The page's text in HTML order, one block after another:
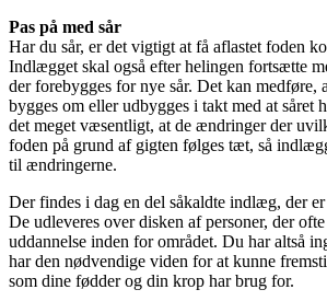
Pas på med sår
Har du sår, er det vigtigt at få aflastet foden
Indlægget skal også efter helingen fortsætte
der forebygges for nye sår. Det kan medføre,
bygges om eller udbygges i takt med at såret
det meget væsentligt, at de ændringer der
foden på grund af gigten følges tæt, så
til ændringerne.
Der findes i dag en del såkaldte indlæg, der
De udleveres over disken af personer, der
uddannelse inden for området. Du har altså
har den nødvendige viden for at kunne
som dine fødder og din krop har brug for.